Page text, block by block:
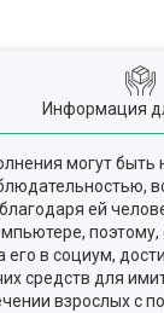
Информация
могут быть
ей
в социум,
средств для
взрослых с